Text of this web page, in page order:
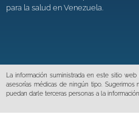
para la salud en Venezuela.
La información suministrada en este sitio
asesorías médicas de ningún tipo.
puedan darle terceras personas a la